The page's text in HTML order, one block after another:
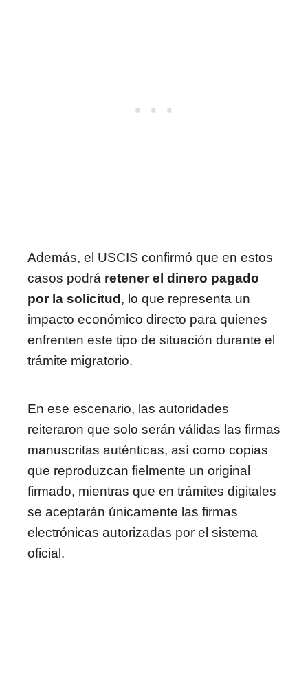
Además, el USCIS confirmó que en estos
casos podrá retener el dinero pagado
por la solicitud , lo que representa un
impacto económico directo para quienes
enfrenten este tipo de situación durante el
trámite migratorio.
En ese escenario, las autoridades
reiteraron que solo serán válidas las firmas
manuscritas auténticas, así como copias
que reproduzcan fielmente un original
firmado, mientras que en trámites digitales
se aceptarán únicamente las firmas
electrónicas autorizadas por el sistema
oficial.